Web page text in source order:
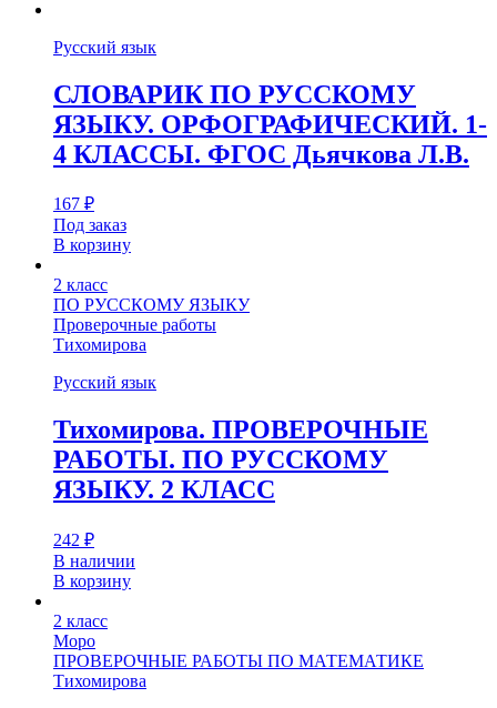
Русский язык
СЛОВАРИК ПО РУССКОМУ
ЯЗЫКУ. ОРФОГРАФИЧЕСКИЙ. 1-
4 КЛАССЫ. ФГОС Дьячкова Л.В.
167 ₽
Под заказ
В корзину
2 класс
ПО РУССКОМУ ЯЗЫКУ
Проверочные работы
Тихомирова
Русский язык
Тихомирова. ПРОВЕРОЧНЫЕ
РАБОТЫ. ПО РУССКОМУ
ЯЗЫКУ. 2 КЛАСС
242 ₽
В наличии
В корзину
2 класс
Моро
ПРОВЕРОЧНЫЕ РАБОТЫ ПО МАТЕМАТИКЕ
Тихомирова